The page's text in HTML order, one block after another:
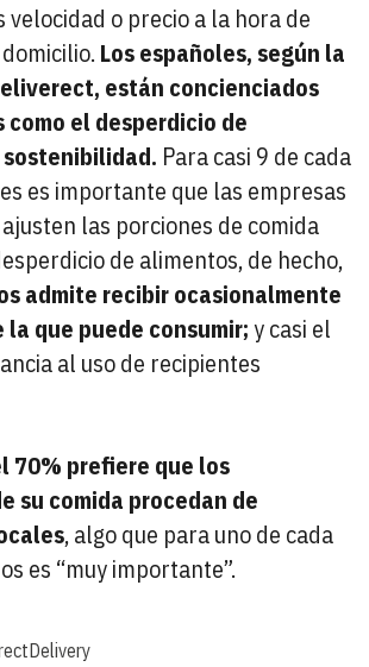
velocidad o precio a la hora de
Los españoles, según la
están concienciados
como el desperdicio de
Para casi 9 de cada
es importante que las empresas
las porciones de comida
de alimentos, de hecho,
admite recibir ocasionalmente
la que puede consumir;y casi el
al uso de recipientes
70% prefiere que los
su comida procedan de
, algo que para uno de cada
es “muy importante”.
Delivery